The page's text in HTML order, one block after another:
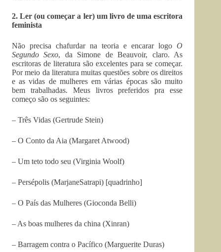
2. Ler (ou começar a ler) um livro de uma escritora
feminista
Não precisa chafurdar na teoria e encarar logoO
Segundo Sexo, da Simone de Beauvoir, claro. As
escritoras de literatura são excelentes para se começar.
Por meio da literatura muitas questões sobre os direitos
e as vidas de mulheres em várias épocas são muito
bem trabalhadas. Meus livros preferidos pra esse
começo são os seguintes:
– Três Vidas (Gertrude Stein)
– O Conto da Aia (Margaret Atwood)
– Um teto todo seu (Virginia Woolf)
– Persépolis (MarjaneSatrapi) [quadrinho]
– O País das Mulheres (Gioconda Belli)
– As boas mulheres da china (Xinran)
– Barragem contra o Pacífico (Marguerite Duras)